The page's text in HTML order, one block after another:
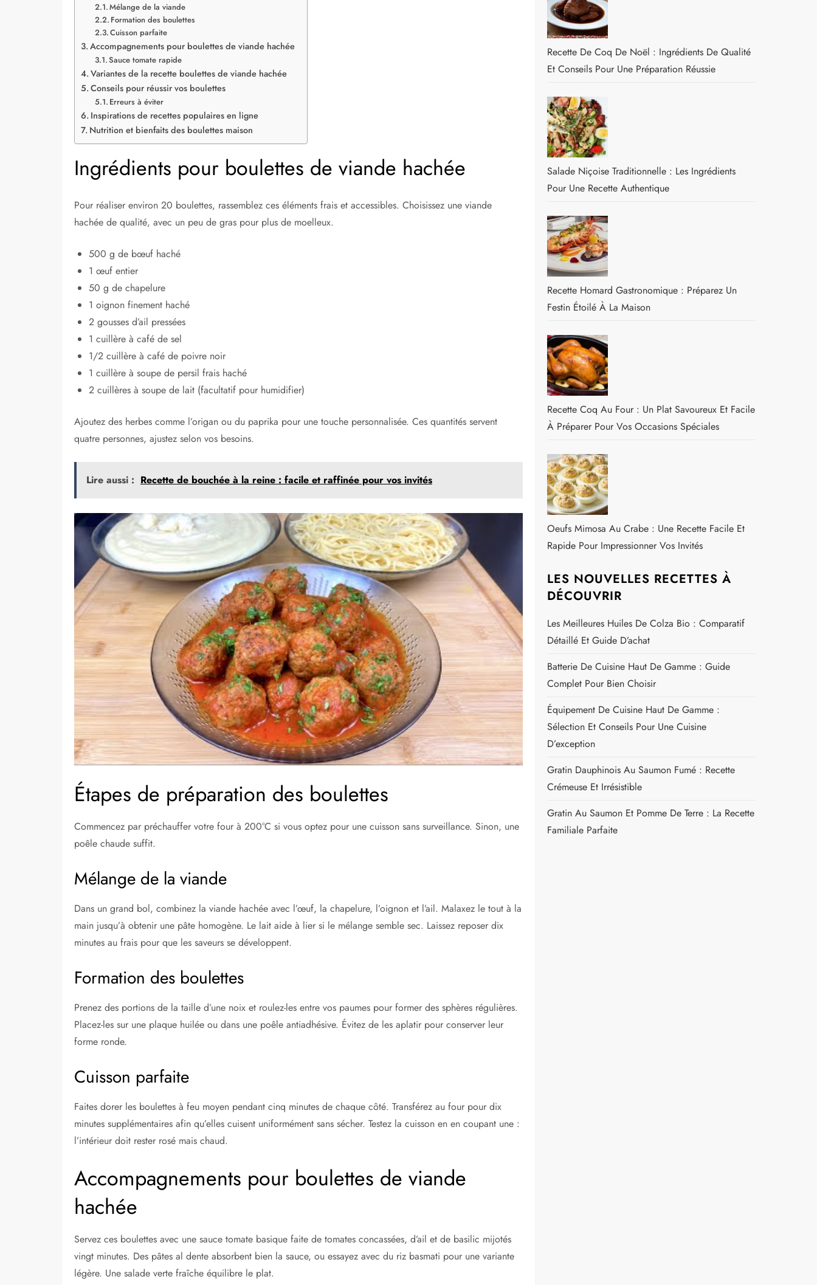
Mélange de la viande
Formation des boulettes
Cuisson parfaite
Accompagnements pour boulettes de viande hachée
Sauce tomate rapide
Variantes de la recette boulettes de viande hachée
Conseils pour réussir vos boulettes
Erreurs à éviter
Inspirations de recettes populaires en ligne
Nutrition et bienfaits des boulettes maison
Ingrédients pour boulettes de viande hachée
Pour réaliser environ 20 boulettes, rassemblez ces éléments frais et accessibles. Choisissez une viande
hachée de qualité, avec un peu de gras pour plus de moelleux.
500 g de bœuf haché
1 œuf entier
50 g de chapelure
1 oignon finement haché
2 gousses d’ail pressées
1 cuillère à café de sel
1/2 cuillère à café de poivre noir
1 cuillère à soupe de persil frais haché
2 cuillères à soupe de lait (facultatif pour humidifier)
Ajoutez des herbes comme l’origan ou du paprika pour une touche personnalisée. Ces quantités servent
quatre personnes, ajustez selon vos besoins.
Lire aussi : Recette de bouchée à la reine : facile et raffinée pour vos invités
Étapes de préparation des boulettes
Commencez par préchauffer votre four à 200°C si vous optez pour une cuisson sans surveillance. Sinon, une
poêle chaude suffit.
Mélange de la viande
Dans un grand bol, combinez la viande hachée avec l’œuf, la chapelure, l’oignon et l’ail. Malaxez le tout à la
main jusqu’à obtenir une pâte homogène. Le lait aide à lier si le mélange semble sec. Laissez reposer dix
minutes au frais pour que les saveurs se développent.
Formation des boulettes
Prenez des portions de la taille d’une noix et roulez-les entre vos paumes pour former des sphères régulières.
Placez-les sur une plaque huilée ou dans une poêle antiadhésive. Évitez de les aplatir pour conserver leur
forme ronde.
Cuisson parfaite
Faites dorer les boulettes à feu moyen pendant cinq minutes de chaque côté. Transférez au four pour dix
minutes supplémentaires afin qu’elles cuisent uniformément sans sécher. Testez la cuisson en en coupant une :
l’intérieur doit rester rosé mais chaud.
Accompagnements pour boulettes de viande
hachée
Servez ces boulettes avec une sauce tomate basique faite de tomates concassées, d’ail et de basilic mijotés
vingt minutes. Des pâtes al dente absorbent bien la sauce, ou essayez avec du riz basmati pour une variante
légère. Une salade verte fraîche équilibre le plat.
Recette De Coq De Noël : Ingrédients De Qualité
Et Conseils Pour Une Préparation Réussie
Salade Niçoise Traditionnelle : Les Ingrédients
Pour Une Recette Authentique
Recette Homard Gastronomique : Préparez Un
Festin Étoilé À La Maison
Recette Coq Au Four : Un Plat Savoureux Et Facile
À Préparer Pour Vos Occasions Spéciales
Oeufs Mimosa Au Crabe : Une Recette Facile Et
Rapide Pour Impressionner Vos Invités
LES NOUVELLES RECETTES À
DÉCOUVRIR
Les Meilleures Huiles De Colza Bio : Comparatif
Détaillé Et Guide D’achat
Batterie De Cuisine Haut De Gamme : Guide
Complet Pour Bien Choisir
Équipement De Cuisine Haut De Gamme :
Sélection Et Conseils Pour Une Cuisine
D’exception
Gratin Dauphinois Au Saumon Fumé : Recette
Crémeuse Et Irrésistible
Gratin Au Saumon Et Pomme De Terre : La Recette
Familiale Parfaite